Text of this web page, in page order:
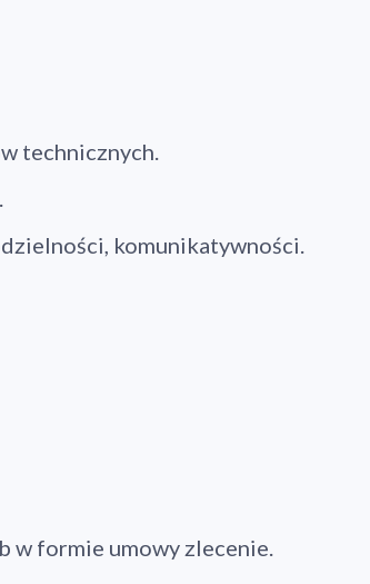
technicznych.
komunikatywności.
w formie umowy zlecenie.